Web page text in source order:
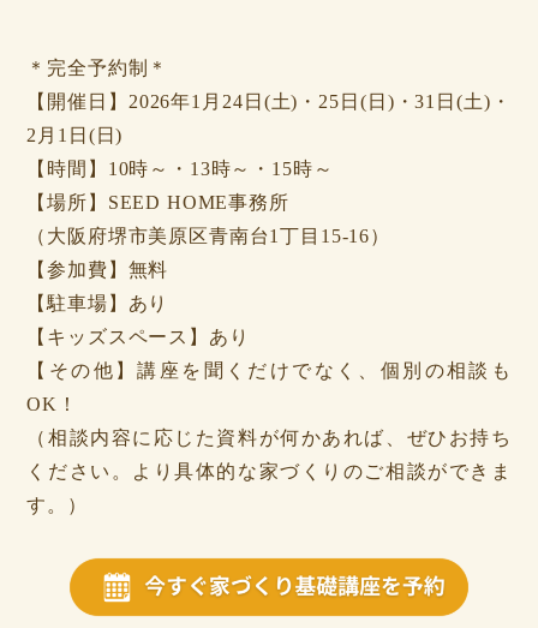
＊完全予約制＊
【開催日】2026年1月24日(土)・25日(日)・31日(土)・
2月1日(日)
【時間】10時～・13時～・15時～
【場所】SEED HOME事務所
（大阪府堺市美原区青南台1丁目15-16）
【参加費】無料
【駐車場】あり
【キッズスペース】あり
【その他】講座を聞くだけでなく、個別の相談も
OK！
（相談内容に応じた資料が何かあれば、ぜひお持ち
ください。より具体的な家づくりのご相談ができま
す。）